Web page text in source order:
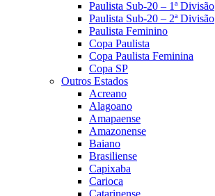
Paulista Sub-20 – 1ª Divisão
Paulista Sub-20 – 2ª Divisão
Paulista Feminino
Copa Paulista
Copa Paulista Feminina
Copa SP
Outros Estados
Acreano
Alagoano
Amapaense
Amazonense
Baiano
Brasiliense
Capixaba
Carioca
Catarinense